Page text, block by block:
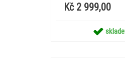
Kč 2 999,00